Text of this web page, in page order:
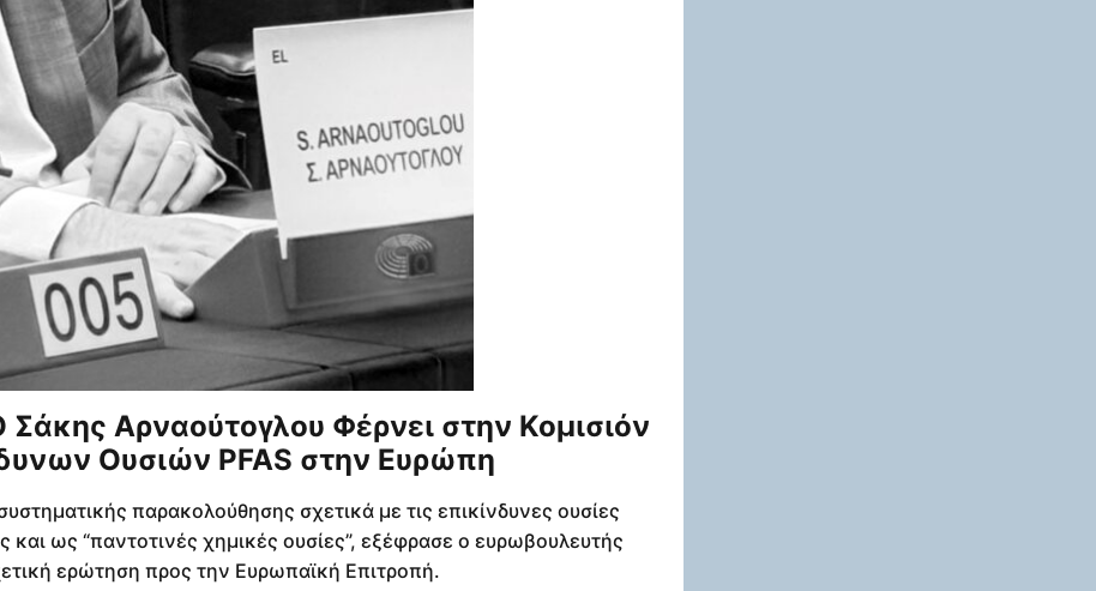
Αρναούτογλου Φέρνει στην Κομισιόν
Ουσιών PFAS στην Ευρώπη
παρακολούθησης σχετικά με τις επικίνδυνες ουσίες
ως “παντοτινές χημικές ουσίες”, εξέφρασε ο ευρωβουλευτής
ερώτηση προς την Ευρωπαϊκή Επιτροπή.